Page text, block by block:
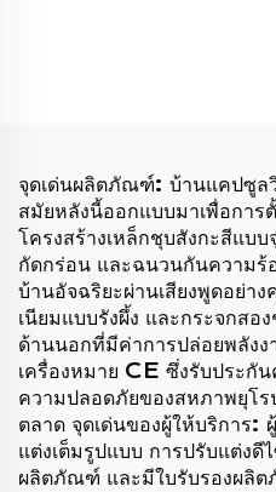
จุดเด่นผลิตภัณฑ์: บ้านแคปซูล
สมัยหลังนี้ออกแบบมาเพื่อการ
โครงสร้างเหล็กชุบสังกะสีแบ
กัดกร่อน และฉนวนกันความ
บ้านอัจฉริยะผ่านเสียงพูดอย่า
เนียมแบบรังผึ้ง และกระจกส
ด้านนอกที่มีค่าการปล่อยพลังง
เครื่องหมาย CE ซึ่งรับประกั
ความปลอดภัยของสหภาพยุโร
ตลาด จุดเด่นของผู้ให้บริการ:
แต่งเต็มรูปแบบ การปรับแต่งดี
ผลิตภัณฑ์ และมีใบรับรองผลิ